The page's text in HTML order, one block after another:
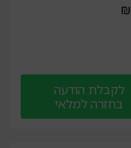
₪
לקבלת הודעה
בחזרה למלאי